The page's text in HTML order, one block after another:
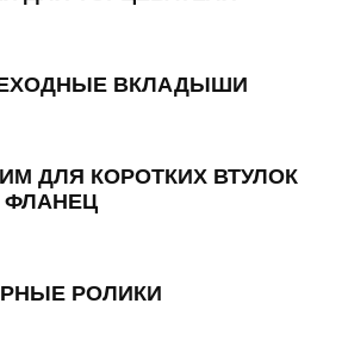
ВКЛАДЫШИ
ДЛЯ КОРОТКИХ ВТУЛОК
ФЛАНЕЦ
РОЛИКИ